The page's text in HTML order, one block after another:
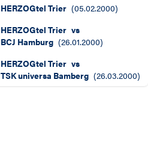
HERZOGtel Trier (05.02.2000)
HERZOGtel Trier vs
BCJ Hamburg (26.01.2000)
HERZOGtel Trier vs
TSK universa Bamberg (26.03.2000)